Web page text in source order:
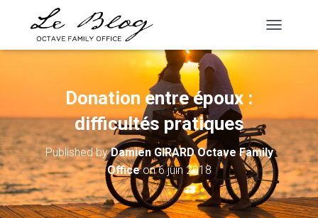
O
N
A
V
I
G
A
T
I
Donation entre époux :
difficultés pratiques
Published byDamien GIRARD Octave Family
Officeon6 juin 2018